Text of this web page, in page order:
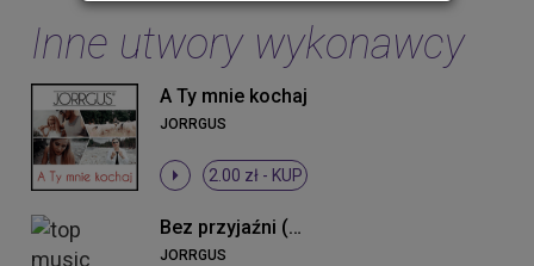
Inne utwory wykonawcy
A Ty mnie kochaj
JORRGUS
2.00 zł - KUP
Bez przyjaźni (Radio Edit)
JORRGUS